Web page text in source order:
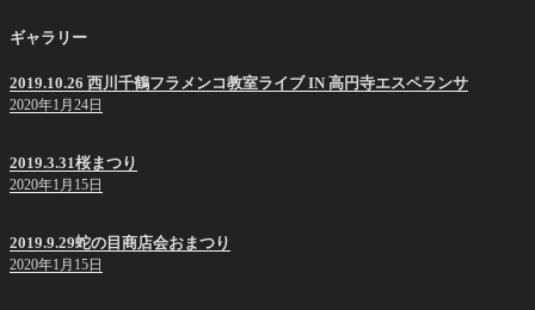
ギャラリー
2019.10.26 西川千鶴フラメンコ教室ライブ IN 高円寺エスペランサ
2020年1月24日
2019.3.31桜まつり
2020年1月15日
2019.9.29蛇の目商店会おまつり
2020年1月15日